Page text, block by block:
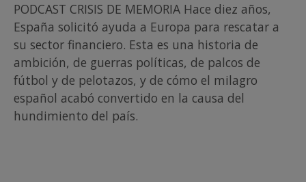
PODCAST CRISIS DE MEMORIA Hace diez años,
España solicitó ayuda a Europa para rescatar a
su sector financiero. Esta es una historia de
ambición, de guerras políticas, de palcos de
fútbol y de pelotazos, y de cómo el milagro
español acabó convertido en la causa del
hundimiento del país.